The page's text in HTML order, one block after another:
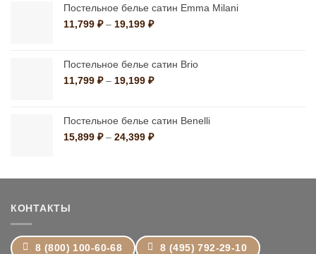
–
10,790 ₽
Постельное белье сатин Emma Milani
11,799 ₽ – 19,199 ₽Диапазон
–
19,199 ₽
Постельное белье сатин Brio
11,799 ₽ – 19,199 ₽Диапазон
–
19,199 ₽
Постельное белье сатин Benelli
15,899 ₽ – 24,399 ₽Диапазон
–
КОНТАКТЫ
8 (800) 100-60-68 8 (495) 792-29-10